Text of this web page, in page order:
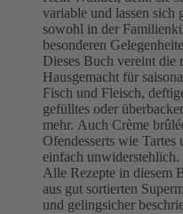
variable und lassen sich
sowohl in der
besonderen
Dieses Buch vereint die
Hausgemacht für
Fisch und Fleisch,
gefülltes oder
mehr. Auch Crème
Ofendesserts wie Tartes
einfach unwiderstehlich.
Alle Rezepte in diesem
aus gut sortierten
und gelingsicher